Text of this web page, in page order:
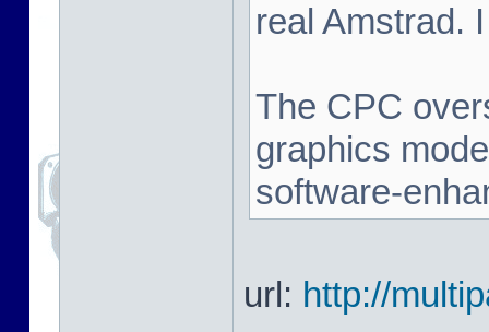
real Amstrad.
The CPC
graphics
software-
url: http://